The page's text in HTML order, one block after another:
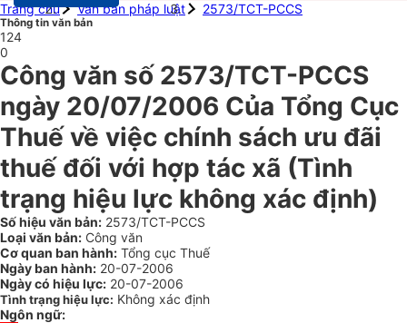
Trang chủ
Văn bản pháp luật 2573/TCT-PCCS
Thông tin văn bản
124
0
Công văn số 2573/TCT-PCCS
ngày 20/07/2006 Của Tổng Cục
Thuế về việc chính sách ưu đãi
thuế đối với hợp tác xã (Tình
trạng hiệu lực không xác định)
Số hiệu văn bản: 2573/TCT-PCCS
Loại văn bản: Công văn
Cơ quan ban hành: Tổng cục Thuế
Ngày ban hành: 20-07-2006
Ngày có hiệu lực: 20-07-2006
Tình trạng hiệu lực: Không xác định
Ngôn ngữ: